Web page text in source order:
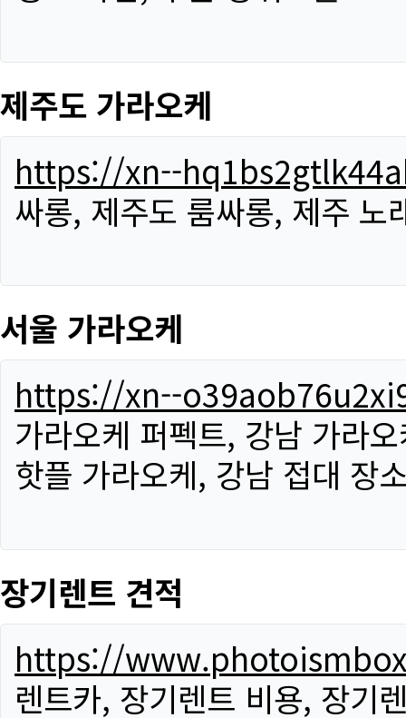
제주도 가라오케
https://xn--
싸롱, 제주도 룸싸롱, 제주 노
서울 가라오케
https://xn--
가라오케 퍼펙트, 강남 가라
핫플 가라오케, 강남 접대 장
장기렌트 견적
https://
렌트카, 장기렌트 비용, 장기